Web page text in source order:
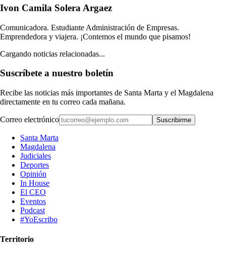
Ivon Camila Solera Argaez
Comunicadora. Estudiante Administración de Empresas.
Emprendedora y viajera. ¡Contemos el mundo que pisamos!
Cargando noticias relacionadas...
Suscríbete a nuestro boletín
Recibe las noticias más importantes de Santa Marta y el Magdalena
directamente en tu correo cada mañana.
Correo electrónico Suscribirme
Santa Marta
Magdalena
Judiciales
Deportes
Opinión
In House
El CEO
Eventos
Podcast
#YoEscribo
Territorio